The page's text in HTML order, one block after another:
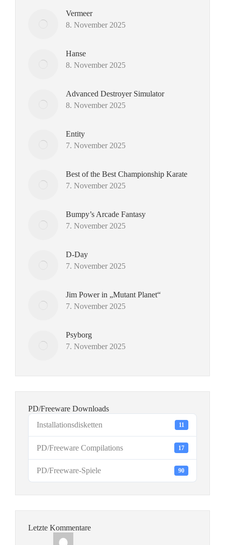
Vermeer
8. November 2025
Hanse
8. November 2025
Advanced Destroyer Simulator
8. November 2025
Entity
7. November 2025
Best of the Best Championship Karate
7. November 2025
Bumpy’s Arcade Fantasy
7. November 2025
D-Day
7. November 2025
Jim Power in „Mutant Planet“
7. November 2025
Psyborg
7. November 2025
PD/Freeware Downloads
Installationsdisketten
11
PD/Freeware Compilations 17
PD/Freeware-Spiele 90
Letzte Kommentare